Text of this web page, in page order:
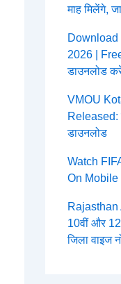
माह मिलेंगे,
Download
2026 |
डाउनलोड
VMOU
Released:
डाउनलोड
Watch
On Mobile
10वीं और
जिला वाइज